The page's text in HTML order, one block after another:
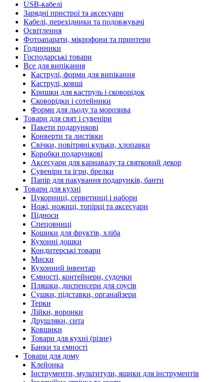
USB-кабелі
Зарядні пристрої та аксесуари
Кабелі, перехідники та подовжувачі
Освітлення
Фотоапарати, мікрофони та принтери
Годинники
Господарські товари
Все для випікання
Каструлі, форми для випікання
Каструлі, ковші
Кришки для каструль і сковорідок
Сковорідки і сотейники
Форми для льоду та морозива
Товари для свят і сувеніри
Пакети подарункові
Конверти та листівки
Свічки, повітряні кульки, хлопавки
Коробки подарункові
Аксесуари для карнавалу та святковий декор
Сувеніри та ігри, брелки
Папір для пакування подарунків, банти
Товари для кухні
Цукорниці, серветниці і набори
Ножі, ножиці, топірці та аксесуари
Підноси
Спецовниці
Кошики для фруктів, хліба
Кухонні дошки
Кондитерські товари
Миски
Кухонний інвентар
Ємності, контейнери, судочки
Пляшки, диспенсери для соусів
Сушки, підставки, органайзери
Терки
Лійки, воронки
Друшляки, сита
Ковшики
Товари для кухні (різне)
Банки та ємності
Товари для дому
Клейонка
Інструменти, мультитули, ящики для інструментів